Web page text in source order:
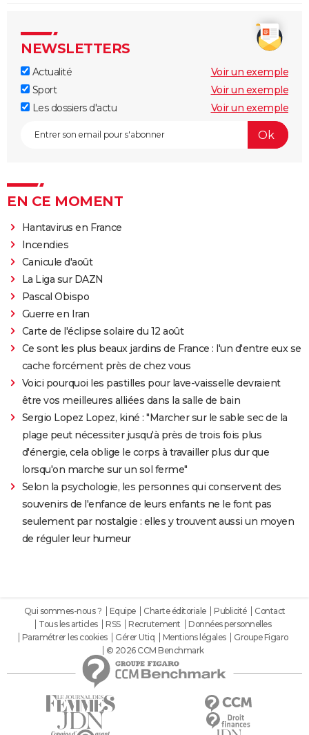
NEWSLETTERS
Actualité
Voir un exemple
Sport
Voir un exemple
Les dossiers d'actu
Voir un exemple
EN CE MOMENT
Hantavirus en France
Incendies
Canicule d'août
La Liga sur DAZN
Pascal Obispo
Guerre en Iran
Carte de l'éclipse solaire du 12 août
Ce sont les plus beaux jardins de France : l'un d'entre eux se
cache forcément près de chez vous
Voici pourquoi les pastilles pour lave-vaisselle devraient
être vos meilleures alliées dans la salle de bain
Sergio Lopez Lopez, kiné : "Marcher sur le sable sec de la
plage peut nécessiter jusqu'à près de trois fois plus
d'énergie, cela oblige le corps à travailler plus dur que
lorsqu'on marche sur un sol ferme"
Selon la psychologie, les personnes qui conservent des
souvenirs de l'enfance de leurs enfants ne le font pas
seulement par nostalgie : elles y trouvent aussi un moyen
de réguler leur humeur
Qui sommes-nous ? Equipe Charte éditoriale Publicité
Contact
Tous les articles
RSS Recrutement
Données personnelles
Paramétrer les cookies
Gérer Utiq Mentions légales
Groupe Figaro
© 2026 CCM Benchmark